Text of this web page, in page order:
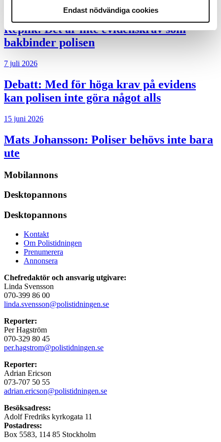
Endast nödvändiga cookies
Replik:Det är inte evidenskrav som
bakbinder polisen
7 juli 2026
Debatt: Med för höga krav på evidens
kan polisen inte göra något alls
15 juni 2026
Mats Johansson: Poliser behövs inte bara
ute
Mobilannons
Desktopannons
Desktopannons
Kontakt
Om Polistidningen
Prenumerera
Annonsera
Chefredaktör och ansvarig utgivare:
Linda Svensson
070-399 86 00
linda.svensson@polistidningen.se
Reporter:
Per Hagström
070-329 80 45
per.hagstrom@polistidningen.se
Reporter:
Adrian Ericson
073-707 50 55
adrian.ericson@polistidningen.se
Besöksadress:
Adolf Fredriks kyrkogata 11
Postadress:
Box 5583, 114 85 Stockholm